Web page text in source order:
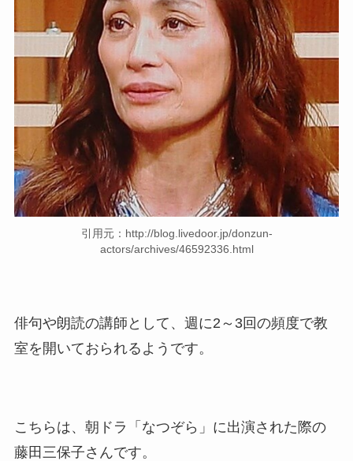
引用元：http://blog.livedoor.jp/donzun-
actors/archives/46592336.html
俳句や朗読の講師として、週に2～3回の頻度で教
室を開いておられるようです。
こちらは、朝ドラ「なつぞら」に出演された際の
藤田三保子さんです。